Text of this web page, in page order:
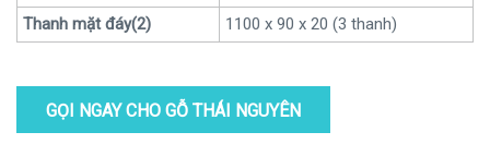
Thanh mặt đáy(2)
1100 x 90 x 20 (3 thanh)
GỌI NGAY CHO GỖ THÁI NGUYÊN